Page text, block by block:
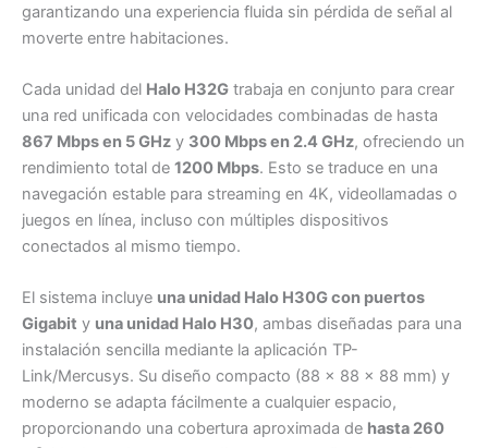
garantizando una experiencia fluida sin pérdida de señal al
moverte entre habitaciones.
Cada unidad del Halo H32G trabaja en conjunto para crear
una red unificada con velocidades combinadas de hasta
867 Mbps en 5 GHz y 300 Mbps en 2.4 GHz, ofreciendo un
rendimiento total de 1200 Mbps. Esto se traduce en una
navegación estable para streaming en 4K, videollamadas o
juegos en línea, incluso con múltiples dispositivos
conectados al mismo tiempo.
El sistema incluye una unidad Halo H30G con puertos
Gigabit y una unidad Halo H30, ambas diseñadas para una
instalación sencilla mediante la aplicación TP-
Link/Mercusys. Su diseño compacto (88 × 88 × 88 mm) y
moderno se adapta fácilmente a cualquier espacio,
proporcionando una cobertura aproximada de hasta 260